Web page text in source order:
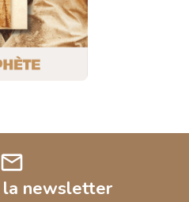
mail
la newsletter